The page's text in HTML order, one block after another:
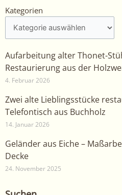
Kategorien
Kategorien
Aufarbeitung alter Thonet-
Restaurierung aus der
4. Februar 2026
Zwei alte Lieblingsstücke
Telefontisch aus Buchholz
14. Januar 2026
Geländer aus Eiche –
Decke
24. November 2025